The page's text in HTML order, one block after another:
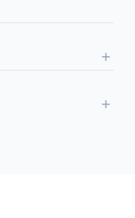
+
+